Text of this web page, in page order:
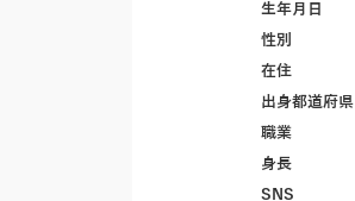
生年月日
性別
在住
出身都道府県
職業
身長
SNS